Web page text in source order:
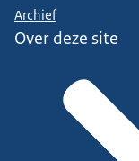
Archief
Over deze site